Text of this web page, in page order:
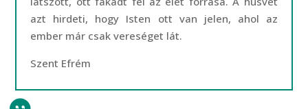
azt hirdeti, hogy Isten ott van jelen, ahol az
ember már csak vereséget lát.
Szent Efrém